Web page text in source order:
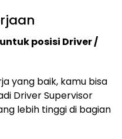
posisi Driver /
yang baik, kamu bisa
Driver Supervisor
lebih tinggi di bagian